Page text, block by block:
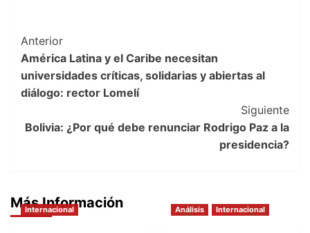
Post
Navigation
Anterior
América Latina y el Caribe necesitan
universidades críticas, solidarias y abiertas al
diálogo: rector Lomelí
Siguiente
Bolivia: ¿Por qué debe renunciar Rodrigo Paz a la
presidencia?
Más Información
Internacional Análisis Internacional